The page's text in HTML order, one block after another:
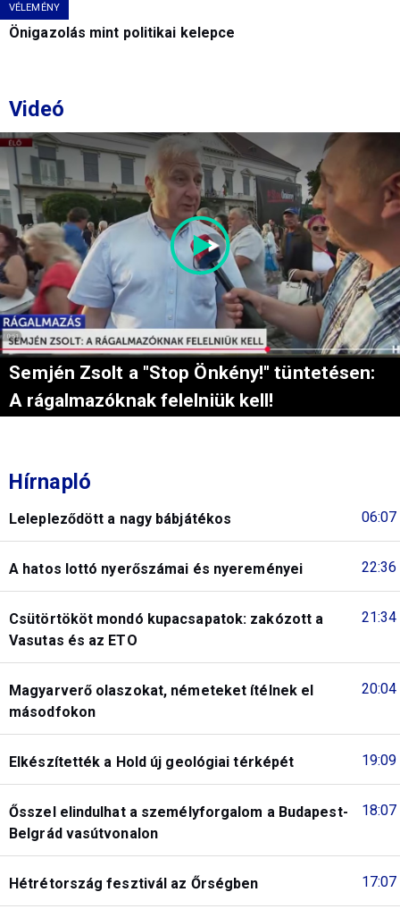
VÉLEMÉNY
Önigazolás mint politikai kelepce
Videó
Semjén Zsolt a "Stop Önkény!" tüntetésen:
A rágalmazóknak felelniük kell!
Hírnapló
06:07
Lelepleződött a nagy bábjátékos
22:36
A hatos lottó nyerőszámai és nyereményei
21:34
Csütörtököt mondó kupacsapatok: zakózott a
Vasutas és az ETO
20:04
Magyarverő olaszokat, németeket ítélnek el
másodfokon
19:09
Elkészítették a Hold új geológiai térképét
18:07
Ősszel elindulhat a személyforgalom a Budapest-
Belgrád vasútvonalon
17:07
Hétrétország fesztivál az Őrségben